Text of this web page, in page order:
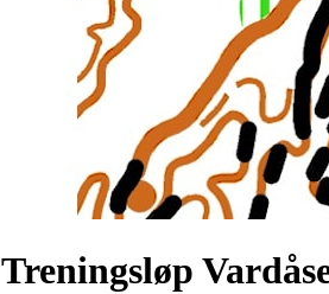
Treningsløp